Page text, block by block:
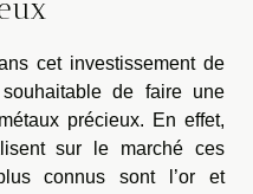
cet investissement de
de faire une
précieux. En effet,
sur le marché ces
connus sont l’or et